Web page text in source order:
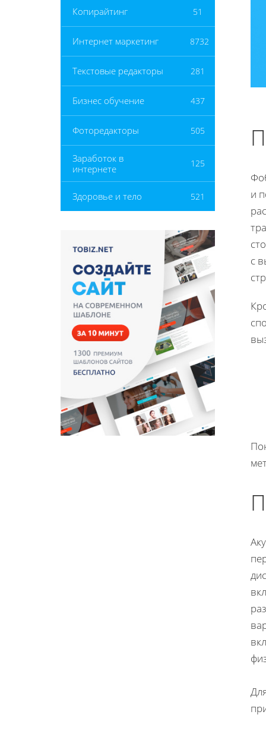
Копирайтинг 51
Интернет маркетинг 8732
Текстовые редакторы 281
Бизнес обучение 437
Фоторедакторы 505
Заработок в
интернете
125
Здоровье и тело 521
и
с